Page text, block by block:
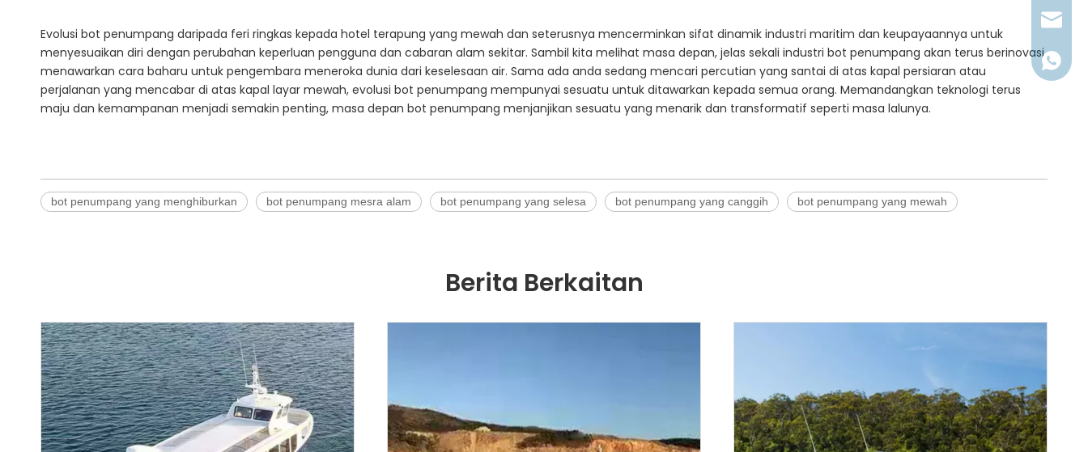
Evolusi bot penumpang daripada feri ringkas kepada hotel terapung yang mewah dan seterusnya mencerminkan sifat dinamik industri maritim dan keupayaannya untuk
menyesuaikan diri dengan perubahan keperluan pengguna dan cabaran alam sekitar. Sambil kita melihat masa depan, jelas sekali industri bot penumpang akan terus berinovasi,
menawarkan cara baharu untuk pengembara meneroka dunia dari keselesaan air. Sama ada anda sedang mencari percutian yang santai di atas kapal persiaran atau
perjalanan yang mencabar di atas kapal layar mewah, evolusi bot penumpang mempunyai sesuatu untuk ditawarkan kepada semua orang. Memandangkan teknologi terus
maju dan kemampanan menjadi semakin penting, masa depan bot penumpang menjanjikan sesuatu yang menarik dan transformatif seperti masa lalunya.
bot penumpang yang menghiburkan bot penumpang mesra alam bot penumpang yang selesa bot penumpang yang canggih bot penumpang yang mewah
Berita Berkaitan